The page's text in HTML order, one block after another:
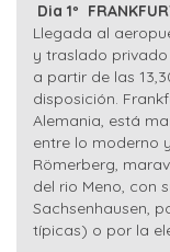
Dia 1º
Llegada al
y traslado
a partir de las
disposición.
Alemania, está
entre lo moderno
Römerberg,
del rio Meno, con
Sachsenhausen,
típicas) o por la